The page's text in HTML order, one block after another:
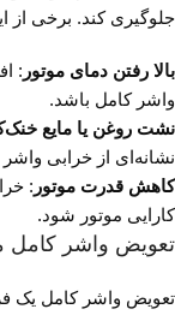
جلوگیری کند. برخی از
بالا رفتن دمای موتور :
واشر کامل باشد.
نشت روغن یا مایع
نشانه‌ای از خرابی
کاهش قدرت موتور :
کارایی موتور شود.
تعویض واشر کامل مزدا
تعویض واشر کامل یک